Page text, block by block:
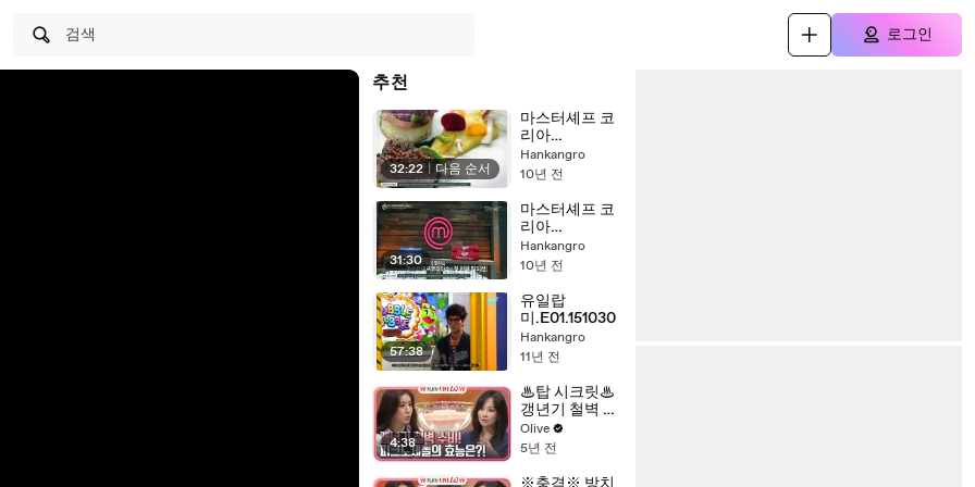
검색 로그인
추천
32:22 | 다음 순서
마스터셰프 코
리아
4.E07.160414
2
Hankangro
10년 전
31:30
마스터셰프 코
리아
4.E07.160414.
Hankangro
10년 전
57:38
유일랍
미.E01.151030
Hankangro
11년 전
4:38
♨탑 시크릿♨
갱년기 철벽 수
비템 ′피크노제
놀′ 효능 알아보
Olive
5년 전